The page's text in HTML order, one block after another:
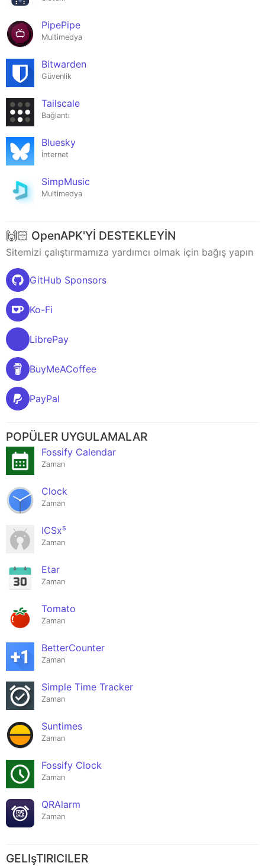
PipePipe
Multimedya
Bitwarden
Güvenlik
Tailscale
Bağlantı
Bluesky
İnternet
SimpMusic
Multimedya
🙌🏻 OpenAPK'Yİ DESTEKLEYİN
Sitemizi çalıştırmamıza yardımcı olmak için bağış yapın
GitHub Sponsors
Ko-Fi
LibrePay
BuyMeACoffee
PayPal
POPÜLER UYGULAMALAR
Fossify Calendar
Zaman
Clock
Zaman
ICSx⁵
Zaman
Etar
Zaman
Tomato
Zaman
BetterCounter
Zaman
Simple Time Tracker
Zaman
Suntimes
Zaman
Fossify Clock
Zaman
QRAlarm
Zaman
GELIşTIRICILER